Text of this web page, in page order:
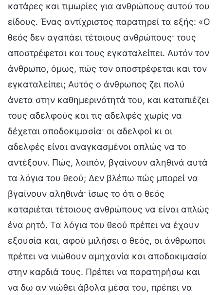
κατάρες και τιμωρίες για ανθρώπους αυτού του
είδους. Ένας αντίχριστος παρατηρεί τα εξής: «Ο
θεός δεν αγαπάει τέτοιους ανθρώπους· τους
αποστρέφεται και τους εγκαταλείπει. Αυτόν τον
άνθρωπο, όμως, πώς τον αποστρέφεται και τον
εγκαταλείπει; Αυτός ο άνθρωπος ζει πολύ
άνετα στην καθημερινότητά του, και καταπιέζει
τους αδελφούς και τις αδελφές χωρίς να
δέχεται αποδοκιμασία· οι αδελφοί κι οι
αδελφές είναι αναγκασμένοι απλώς να το
αντέξουν. Πώς, λοιπόν, βγαίνουν αληθινά αυτά
τα λόγια του θεού; Δεν βλέπω πώς μπορεί να
βγαίνουν αληθινά· ίσως το ότι ο θεός
καταριέται τέτοιους ανθρώπους να είναι απλώς
ένα ρητό. Τα λόγια του θεού πρέπει να έχουν
εξουσία και, αφού μιλήσει ο θεός, οι άνθρωποι
πρέπει να νιώθουν αμηχανία και αποδοκιμασία
στην καρδιά τους. Πρέπει να παρατηρήσω και
να δω αν νιώθει άβολα μέσα του, πρέπει να